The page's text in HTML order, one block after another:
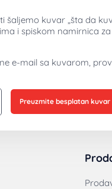
šaljemo kuvar „šta da
i spiskom namirnica za
e-mail sa kuvarom,
Preuzmite besplatan kuvar